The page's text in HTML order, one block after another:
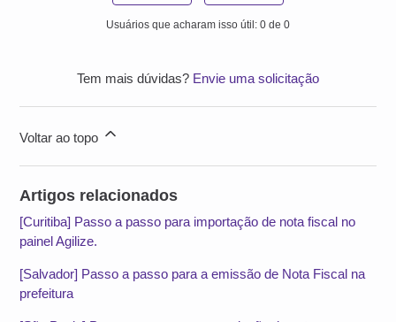
Usuários que acharam isso útil: 0 de 0
Tem mais dúvidas? Envie uma solicitação
Voltar ao topo
Artigos relacionados
[Curitiba] Passo a passo para importação de nota fiscal no
painel Agilize.
[Salvador] Passo a passo para a emissão de Nota Fiscal na
prefeitura